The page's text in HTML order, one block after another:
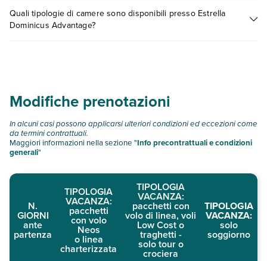
base a vari fattori (per es. date, condizioni dell'hotel, ecc). Per
consultare i prezzi, compila il motore di ricerca e scegli
Quali tipologie di camere sono disponibili presso Estrella
Dominicus Advantage?
Scopri tutti i dettagli nel paragrafo dedicato "
descrizione".
Modifiche prenotazioni
In alcuni casi possono applicarsi ulteriori condizioni ed eccezioni come
da termini contrattuali.
Maggiori informazioni nella sezione "Info precontrattuali e condizioni
generali"
N.
GIORNI
ante
partenza
TIPOLOGIA
VACANZA:
pacchetti
con volo
Neos
o linea
charterizzata
TIPOLOGIA
VACANZA:
pacchetti con
volo di linea, voli
Low Cost o
traghetti -
solo tour o
crociera
TIPOLOGIA
VACANZA:
solo
soggiorno